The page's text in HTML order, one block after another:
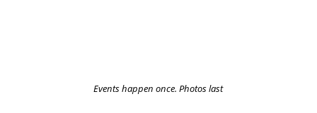
Events happen once. Photos last